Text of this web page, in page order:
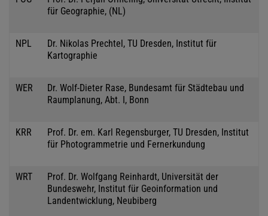
für Geographie, (NL)
NPL
Dr. Nikolas Prechtel, TU Dresden, Institut für
Kartographie
WER
Dr. Wolf-Dieter Rase, Bundesamt für Städtebau und
Raumplanung, Abt. I, Bonn
KRR
Prof. Dr. em. Karl Regensburger, TU Dresden, Institut
für Photogrammetrie und Fernerkundung
WRT
Prof. Dr. Wolfgang Reinhardt, Universität der
Bundeswehr, Institut für Geoinformation und
Landentwicklung, Neubiberg